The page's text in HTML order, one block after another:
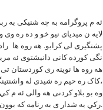
ئه م پروگرامه به چه شنيكى به
لايه ن ميدياى نيو خو و ده ره وى
پشتگيرى لى كرابو. هه روه ها
نگی کورده کانی دانیشتوی ئه
هه روه ها نوینه ری کوردستان
،کاک ره حیم ره شیدی له
وه بو بلاو كردنى هه والى ئه م
ركي يه شدار ى به رنامه که بوون.